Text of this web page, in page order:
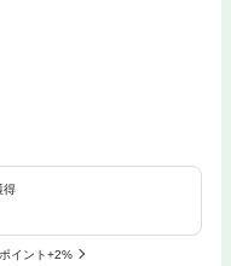
得
イント+2%